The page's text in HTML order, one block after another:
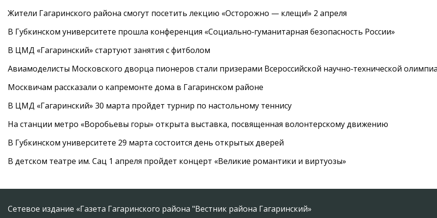
Жители Гагаринского района смогут посетить лекцию «Осторожно — клещи!» 2 апреля
В Губкинском университете прошла конференция «Социально‑гуманитарная безопасность России»
В ЦМД «Гагаринский» стартуют занятия с фитболом
Авиамоделисты Московского дворца пионеров стали призерами Всероссийской научно‑технической
Москвичам рассказали о капремонте дома в Гагаринском районе
В ЦМД «Гагаринский» 30 марта пройдет турнир по настольному теннису
На станции метро «Воробьевы горы» открыта выставка, посвященная волонтерскому движению
В Губкинском университете 29 марта состоится день открытых дверей
В детском театре им. Сац 1 апреля пройдет концерт «Великие романтики и виртуозы»
Сетевое издание «Газета Гагаринского района "Вестник района Гагаринский»